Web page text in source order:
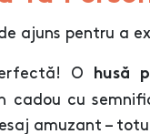
ajuns pentru a
O husă
cadou cu
amuzant –